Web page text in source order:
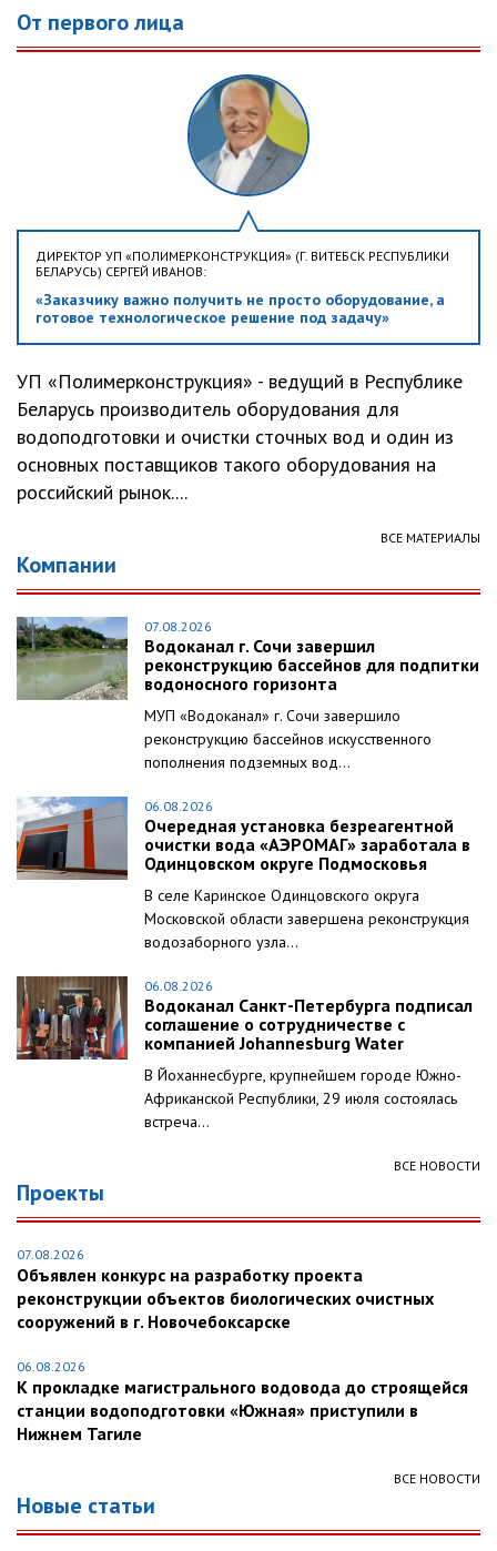
От первого лица
ДИРЕКТОР УП «ПОЛИМЕРКОНСТРУКЦИЯ» (Г. ВИТЕБСК РЕСПУБЛИКИ
БЕЛАРУСЬ) СЕРГЕЙ ИВАНОВ:
«Заказчику важно получить не просто оборудование, а
готовое технологическое решение под задачу»
УП «Полимерконструкция» - ведущий в Республике
Беларусь производитель оборудования для
водоподготовки и очистки сточных вод и один из
основных поставщиков такого оборудования на
российский рынок....
ВСЕ МАТЕРИАЛЫ
Компании
07.08.2026
Водоканал г. Сочи завершил
реконструкцию бассейнов для подпитки
водоносного горизонта
МУП «Водоканал» г. Сочи завершило
реконструкцию бассейнов искусственного
пополнения подземных вод...
06.08.2026
Очередная установка безреагентной
очистки вода «АЭРОМАГ» заработала в
Одинцовском округе Подмосковья
В селе Каринское Одинцовского округа
Московской области завершена реконструкция
водозаборного узла...
06.08.2026
Водоканал Санкт-Петербурга подписал
соглашение о сотрудничестве с
компанией Johannesburg Water
В Йоханнесбурге, крупнейшем городе Южно-
Африканской Республики, 29 июля состоялась
встреча...
ВСЕ НОВОСТИ
Проекты
07.08.2026
Объявлен конкурс на разработку проекта
реконструкции объектов биологических очистных
сооружений в г. Новочебоксарске
06.08.2026
К прокладке магистрального водовода до строящейся
станции водоподготовки «Южная» приступили в
Нижнем Тагиле
ВСЕ НОВОСТИ
Новые статьи